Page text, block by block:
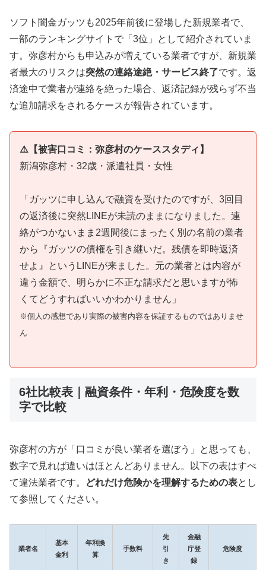
ソフト闇金ガッツも2025年前後に登場した新規業者で、
一部のランキングサイトで「3位」として紹介されていま
す。弥彦村からも申込みが増えている業者ですが、新規業
者最大のリスクは突然の連絡途絶・サービス終了です。返
済途中で業者が連絡を絶った場合、返済記録が残らず不当
な追加請求をされるケースが報告されています。
⚠️【被害口コミ：弥彦村のケーススタディ】
新潟弥彦村・32歳・派遣社員・女性
「ガッツに申し込んで融資を受けたのですが、3回目
の返済後に突然LINEが未読のままになりました。連
絡がつかないまま2週間後にまったく別の名前の業者
から『ガッツの債権を引き継いだ。残債を即時返済
せよ』というLINEが来ました。元の業者とは内容が
違う金額で、明らかに不正な請求だと思いますが怖
くてどうすればいいかわかりません」
※個人の感想であり実際の被害内容を保証するものではありませ
ん
6社比較表｜融資条件・年利・危険度を数
字で比較
弥彦村の方が「口コミが良い業者を選ぼう」と思っても、
数字で見れば違いはほとんどありません。以下の表はすべ
て違法業者です。
どれだけ危険かを理解するための表とし
て参照してください。
業者名
基本
金利
年利換
算
手数料
先
引
き
金融
庁登
録
危険度